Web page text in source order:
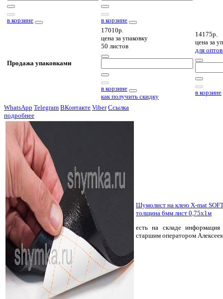
в корзине в корзине
Продажа упаковками
17010р.
цена за упаковку
50 листов
в корзине
как получить скидку
14175р.
цена за
для
в корзине
WhatsApp Telegram ВКонтакте Viber Ссылка
подробнее
Шумолист на клею X-mat
толщина 6мм лист 0,75х1м
есть на складе информация
старшим оператором